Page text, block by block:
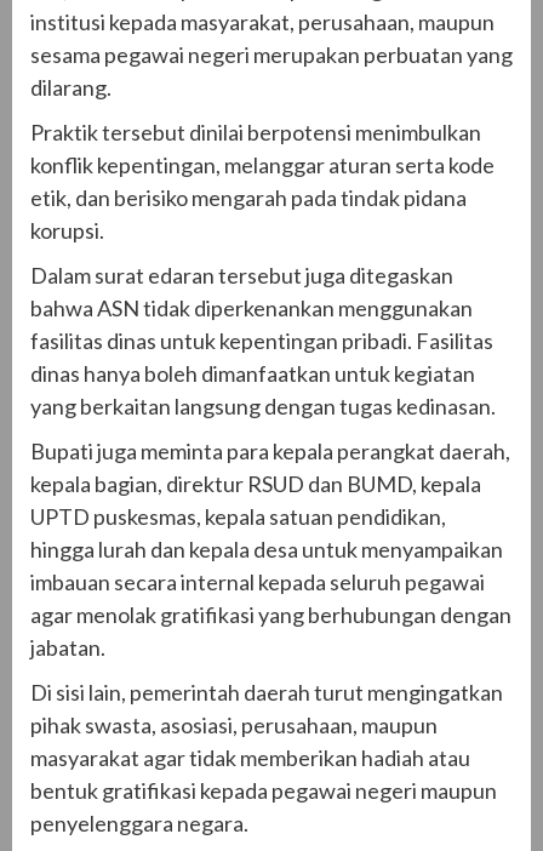
institusi kepada masyarakat, perusahaan, maupun
sesama pegawai negeri merupakan perbuatan yang
dilarang.
Praktik tersebut dinilai berpotensi menimbulkan
konflik kepentingan, melanggar aturan serta kode
etik, dan berisiko mengarah pada tindak pidana
korupsi.
Dalam surat edaran tersebut juga ditegaskan
bahwa ASN tidak diperkenankan menggunakan
fasilitas dinas untuk kepentingan pribadi. Fasilitas
dinas hanya boleh dimanfaatkan untuk kegiatan
yang berkaitan langsung dengan tugas kedinasan.
Bupati juga meminta para kepala perangkat daerah,
kepala bagian, direktur RSUD dan BUMD, kepala
UPTD puskesmas, kepala satuan pendidikan,
hingga lurah dan kepala desa untuk menyampaikan
imbauan secara internal kepada seluruh pegawai
agar menolak gratifikasi yang berhubungan dengan
jabatan.
Di sisi lain, pemerintah daerah turut mengingatkan
pihak swasta, asosiasi, perusahaan, maupun
masyarakat agar tidak memberikan hadiah atau
bentuk gratifikasi kepada pegawai negeri maupun
penyelenggara negara.